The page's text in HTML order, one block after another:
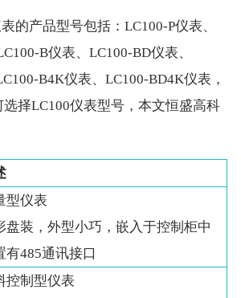
产品型号包括：LC100-P仪表、
B仪表、LC100-BD仪表、
B4K仪表、LC100-BD4K仪表，
择LC100仪表型号，本文恒盛高科
型仪表
盘装，外型小巧，嵌入于控制柜中
有485通讯接口
控制型仪表